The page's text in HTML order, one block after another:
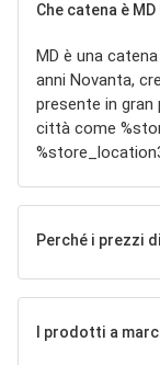
Che catena è
MD è una
anni Novanta,
presente in gran
città come
Perché i prezzi
I prodotti a